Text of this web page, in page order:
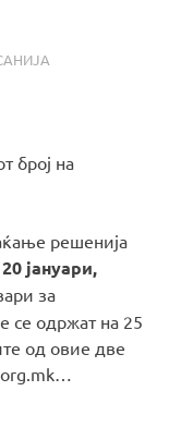
број на
решенија
20 јануари,
за
се одржат на 25
од овие две